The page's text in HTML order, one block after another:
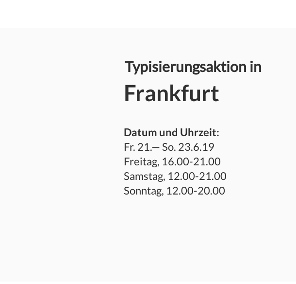
Typisierungsaktion in
Frankfurt
Datum und Uhrzeit:
Fr. 21.— So. 23.6.19
Freitag, 16.00-21.00
Samstag, 12.00-21.00
Sonntag, 12.00-20.00